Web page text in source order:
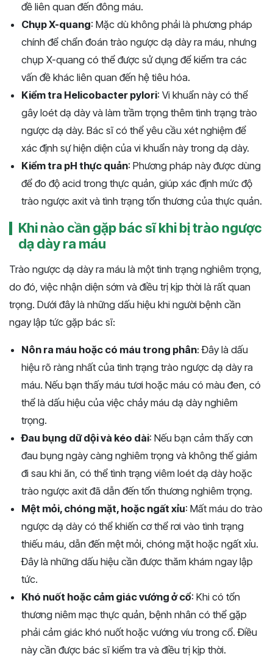
đề liên quan đến đông máu.
Chụp X-quang: Mặc dù không phải là phương pháp
chính để chẩn đoán trào ngược dạ dày ra máu, nhưng
chụp X-quang có thể được sử dụng để kiểm tra các
vấn đề khác liên quan đến hệ tiêu hóa.
Kiểm tra Helicobacter pylori: Vi khuẩn này có thể
gây loét dạ dày và làm trầm trọng thêm tình trạng trào
ngược dạ dày. Bác sĩ có thể yêu cầu xét nghiệm để
xác định sự hiện diện của vi khuẩn này trong dạ dày.
Kiểm tra pH thực quản: Phương pháp này được dùng
để đo độ acid trong thực quản, giúp xác định mức độ
trào ngược axit và tình trạng tổn thương của thực quản.
Khi nào cần gặp bác sĩ khi bị trào ngược
dạ dày ra máu
Trào ngược dạ dày ra máu là một tình trạng nghiêm trọng,
do đó, việc nhận diện sớm và điều trị kịp thời là rất quan
trọng. Dưới đây là những dấu hiệu khi người bệnh cần
ngay lập tức gặp bác sĩ:
Nôn ra máu hoặc có máu trong phân: Đây là dấu
hiệu rõ ràng nhất của tình trạng trào ngược dạ dày ra
máu. Nếu bạn thấy máu tươi hoặc máu có màu đen, có
thể là dấu hiệu của việc chảy máu dạ dày nghiêm
trọng.
Đau bụng dữ dội và kéo dài: Nếu bạn cảm thấy cơn
đau bụng ngày càng nghiêm trọng và không thể giảm
đi sau khi ăn, có thể tình trạng viêm loét dạ dày hoặc
trào ngược axit đã dẫn đến tổn thương nghiêm trọng.
Mệt mỏi, chóng mặt, hoặc ngất xỉu: Mất máu do trào
ngược dạ dày có thể khiến cơ thể rơi vào tình trạng
thiếu máu, dẫn đến mệt mỏi, chóng mặt hoặc ngất xỉu.
Đây là những dấu hiệu cần được thăm khám ngay lập
tức.
Khó nuốt hoặc cảm giác vướng ở cổ: Khi có tổn
thương niêm mạc thực quản, bệnh nhân có thể gặp
phải cảm giác khó nuốt hoặc vướng víu trong cổ. Điều
này cần được bác sĩ kiểm tra và điều trị kịp thời.